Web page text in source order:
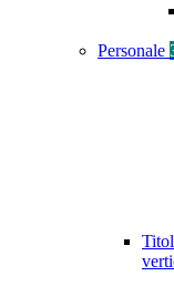
Personale